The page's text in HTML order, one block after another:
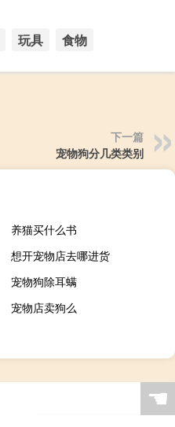
玩具 食物
下一篇
宠物狗分几类类别
养猫买什么书
想开宠物店去哪进货
宠物狗除耳螨
宠物店卖狗么
☚